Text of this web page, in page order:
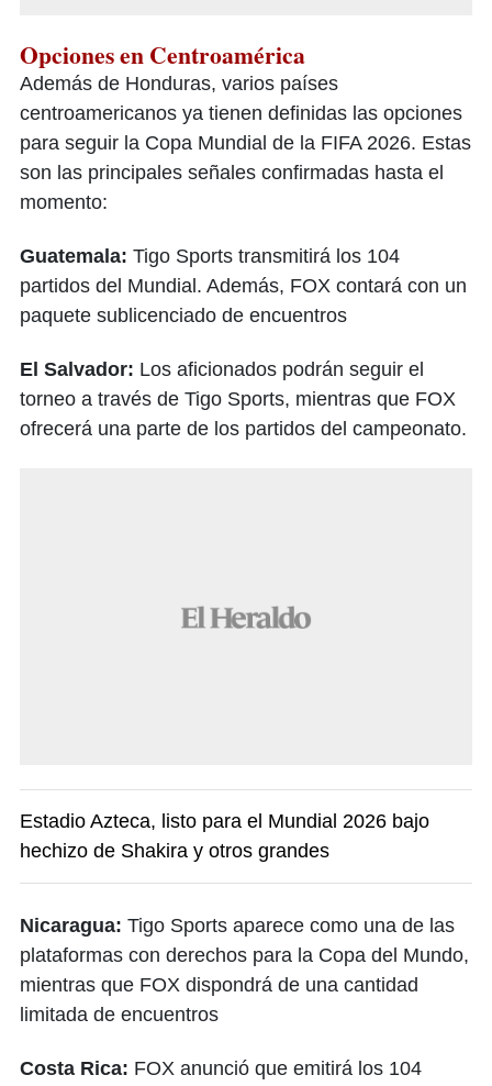
Opciones en Centroamérica
Además de Honduras, varios países
centroamericanos ya tienen definidas las opciones
para seguir la Copa Mundial de la FIFA 2026. Estas
son las principales señales confirmadas hasta el
momento:
Guatemala: Tigo Sports transmitirá los 104
partidos del Mundial. Además, FOX contará con un
paquete sublicenciado de encuentros
El Salvador: Los aficionados podrán seguir el
torneo a través de Tigo Sports, mientras que FOX
ofrecerá una parte de los partidos del campeonato.
Estadio Azteca, listo para el Mundial 2026 bajo
hechizo de Shakira y otros grandes
Nicaragua: Tigo Sports aparece como una de las
plataformas con derechos para la Copa del Mundo,
mientras que FOX dispondrá de una cantidad
limitada de encuentros
Costa Rica: FOX anunció que emitirá los 104